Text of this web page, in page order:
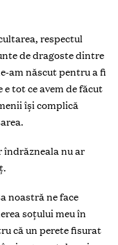
respectul
de dragoste dintre
am născut pentru a fi
tot ce avem de făcut
își complică
îndrăzneala nu ar
noastră ne face
soțului meu în
că un perete fisurat